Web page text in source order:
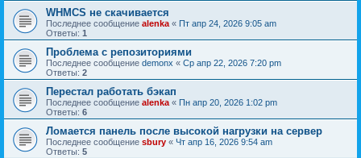
WHMCS не скачивается
Последнее сообщение alenka « Пт апр 24, 2026 9:05 am
Ответы: 1
Проблема с репозиториями
Последнее сообщение demonx « Ср апр 22, 2026 7:20 pm
Ответы: 2
Перестал работать бэкап
Последнее сообщение alenka « Пн апр 20, 2026 1:02 pm
Ответы: 6
Ломается панель после высокой нагрузки на сервер
Последнее сообщение sbury « Чт апр 16, 2026 9:54 am
Ответы: 5